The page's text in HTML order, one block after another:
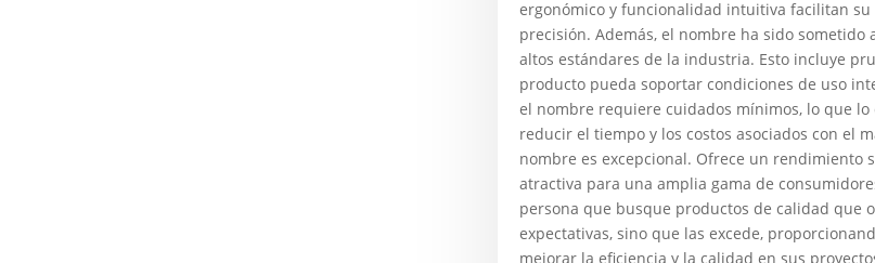
ergonómico y funcionalidad intuitiva facilitan
precisión. Además, el nombre ha sido
altos estándares de la industria. Esto incluye
producto pueda soportar condiciones de uso
el nombre requiere cuidados mínimos, lo que
reducir el tiempo y los costos asociados con el
nombre es excepcional. Ofrece un rendimiento
atractiva para una amplia gama de
persona que busque productos de calidad que
expectativas, sino que las excede,
mejorar la eficiencia y la calidad en sus